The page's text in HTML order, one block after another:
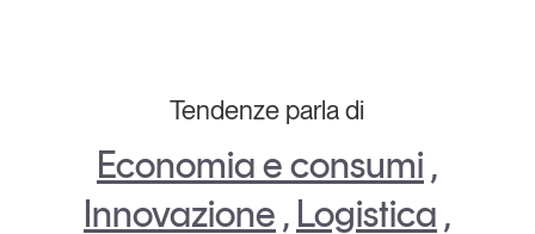
Tendenze parla di
Economia e consumi ,
Innovazione , Logistica ,